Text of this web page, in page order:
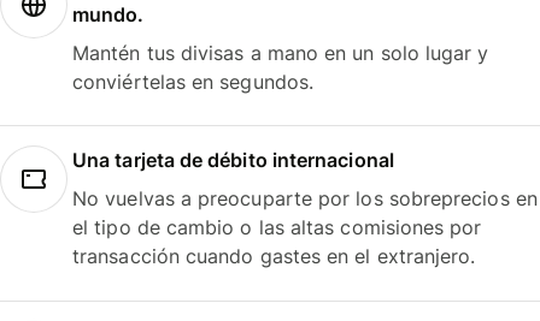
mundo.
Mantén tus divisas a mano en un solo lugar y
conviértelas en segundos.
Una tarjeta de débito internacional
No vuelvas a preocuparte por los sobreprecios en
el tipo de cambio o las altas comisiones por
transacción cuando gastes en el extranjero.